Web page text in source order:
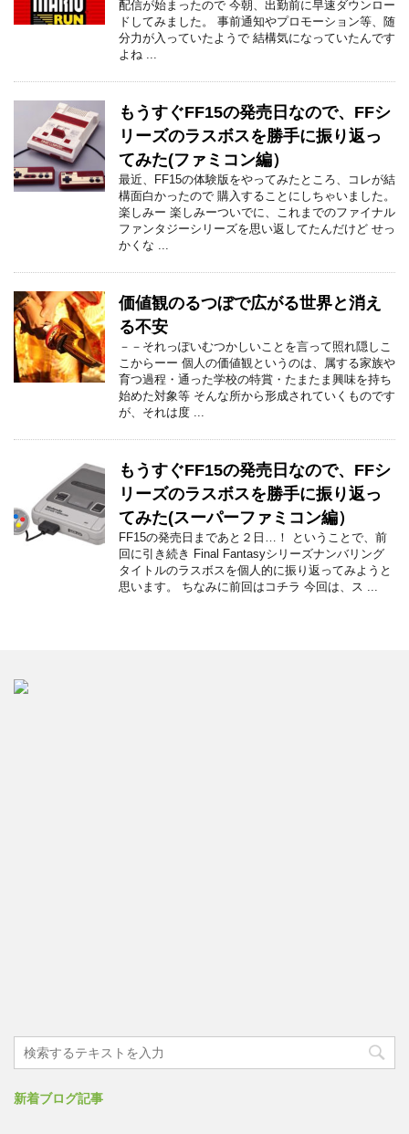
配信が始まったので 今朝、出勤前に早速ダウンロー
ドしてみました。 事前通知やプロモーション等、随
分力が入っていたようで 結構気になっていたんです
よね ...
もうすぐFF15の発売日なので、FFシ
リーズのラスボスを勝手に振り返っ
てみた(ファミコン編）
最近、FF15の体験版をやってみたところ、コレが結
構面白かったので 購入することにしちゃいました。
楽しみー 楽しみーついでに、これまでのファイナル
ファンタジーシリーズを思い返してたんだけど せっ
かくな ...
価値観のるつぼで広がる世界と消え
る不安
－－それっぽいむつかしいことを言って照れ隠しこ
こからーー 個人の価値観というのは、属する家族や
育つ過程・通った学校の特賞・たまたま興味を持ち
始めた対象等 そんな所から形成されていくものです
が、それは度 ...
もうすぐFF15の発売日なので、FFシ
リーズのラスボスを勝手に振り返っ
てみた(スーパーファミコン編）
FF15の発売日まであと２日…！ ということで、前
回に引き続き Final Fantasyシリーズナンバリング
タイトルのラスボスを個人的に振り返ってみようと
思います。 ちなみに前回はコチラ 今回は、ス ...
新着ブログ記事